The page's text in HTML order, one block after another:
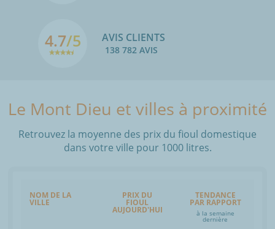
4.7/5 AVIS CLIENTS
138 782 AVIS
Le Mont Dieu et villes à proximité
Retrouvez la moyenne des prix du fioul domestique
dans votre ville pour 1000 litres.
NOM DE LA
VILLE
PRIX DU
FIOUL
AUJOURD'HUI
TENDANCE
PAR RAPPORT
à la semaine
dernière